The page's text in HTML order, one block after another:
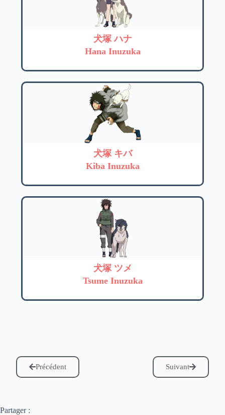
犬塚 ハナ
Hana Inuzuka
犬塚 キバ
Kiba Inuzuka
犬塚 ツメ
Tsume Inuzuka
Précédent Suivant
Partager :